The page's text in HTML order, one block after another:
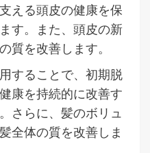
える頭皮の健康を保
す。また、頭皮の新
質を改善します。
することで、初期脱
康を持続的に改善す
さらに、髪のボリュ
全体の質を改善しま